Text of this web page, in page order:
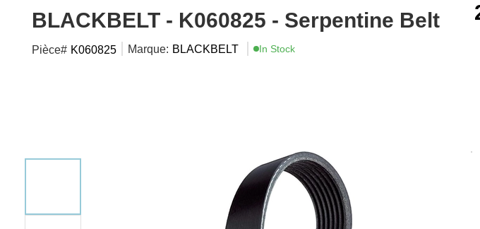
BLACKBELT - K060825 - Serpentine Belt
Pièce# K060825 Marque: BLACKBELT In Stock